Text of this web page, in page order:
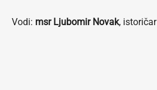
Vodi: msr Ljubomir Novak, istoričar